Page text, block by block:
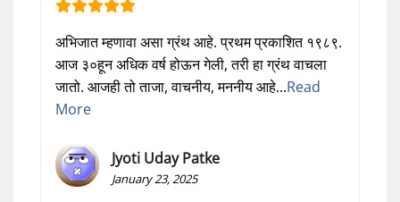
अभिजात म्हणावा असा ग्रंथ आहे. प्रथम प्रकाशित १९८९.
आज ३०हून अधिक वर्ष होऊन गेली, तरी हा ग्रंथ वाचला
जातो. आजही तो ताजा, वाचनीय, मननीय आहे...Read
More
Jyoti Uday Patke
January 23, 2025